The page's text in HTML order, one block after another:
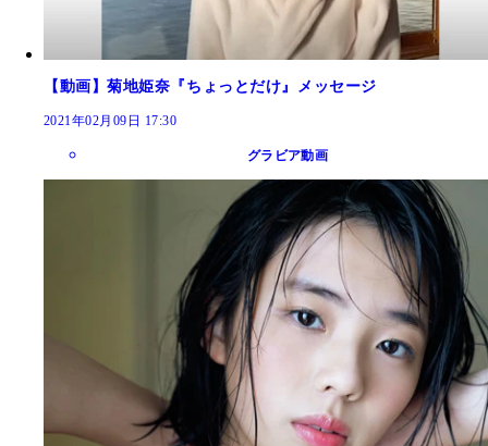
【動画】菊地姫奈『ちょっとだけ』メッセージ
2021年02月09日 17:30
グラビア動画